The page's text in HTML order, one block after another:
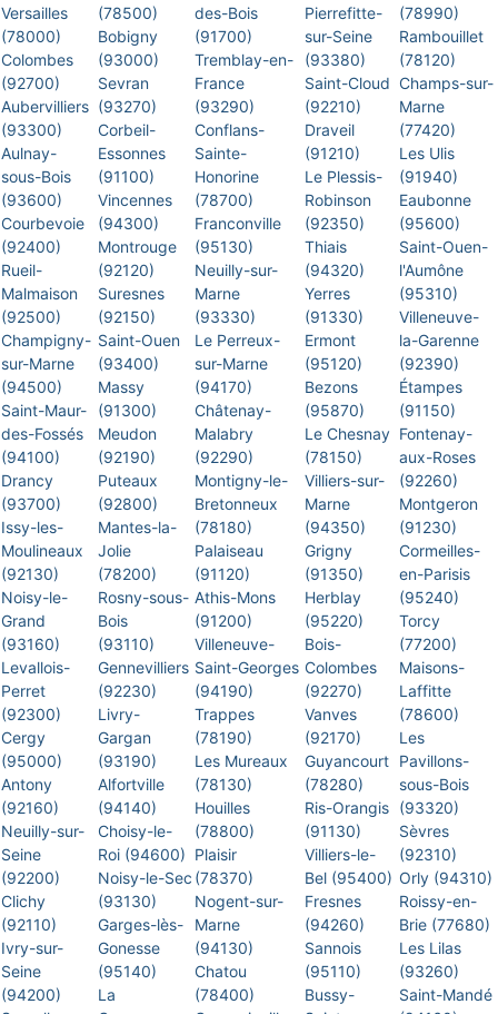
Versailles
(78000)
Colombes
(92700)
Aubervilliers
(93300)
Aulnay-
sous-Bois
(93600)
Courbevoie
(92400)
Rueil-
Malmaison
(92500)
Champigny-
sur-Marne
(94500)
Saint-Maur-
des-Fossés
(94100)
Drancy
(93700)
Issy-les-
Moulineaux
(92130)
Noisy-le-
Grand
(93160)
Levallois-
Perret
(92300)
Cergy
(95000)
Antony
(92160)
Neuilly-sur-
Seine
(92200)
Clichy
(92110)
Ivry-sur-
Seine
(94200)
(78500)
Bobigny
(93000)
Sevran
(93270)
Corbeil-
Essonnes
(91100)
Vincennes
(94300)
Montrouge
(92120)
Suresnes
(92150)
Saint-Ouen
(93400)
Massy
(91300)
Meudon
(92190)
Puteaux
(92800)
Mantes-la-
Jolie
(78200)
Rosny-sous-
Bois
(93110)
Gennevilliers
(92230)
Livry-
Gargan
(93190)
Alfortville
(94140)
Choisy-le-
Roi (94600)
Noisy-le-Sec
(93130)
Garges-lès-
Gonesse
(95140)
La
des-Bois
(91700)
Tremblay-en-
France
(93290)
Conflans-
Sainte-
Honorine
(78700)
Franconville
(95130)
Neuilly-sur-
Marne
(93330)
Le Perreux-
sur-Marne
(94170)
Châtenay-
Malabry
(92290)
Montigny-le-
Bretonneux
(78180)
Palaiseau
(91120)
Athis-Mons
(91200)
Villeneuve-
Saint-Georges
(94190)
Trappes
(78190)
Les Mureaux
(78130)
Houilles
(78800)
Plaisir
(78370)
Nogent-sur-
Marne
(94130)
Chatou
(78400)
Pierrefitte-
sur-Seine
(93380)
Saint-Cloud
(92210)
Draveil
(91210)
Le Plessis-
Robinson
(92350)
Thiais
(94320)
Yerres
(91330)
Ermont
(95120)
Bezons
(95870)
Le Chesnay
(78150)
Villiers-sur-
Marne
(94350)
Grigny
(91350)
Herblay
(95220)
Bois-
Colombes
(92270)
Vanves
(92170)
Guyancourt
(78280)
Ris-Orangis
(91130)
Villiers-le-
Bel (95400)
Fresnes
(94260)
Sannois
(95110)
Bussy-
(78990)
Rambouillet
(78120)
Champs-sur-
Marne
(77420)
Les Ulis
(91940)
Eaubonne
(95600)
Saint-Ouen-
l'Aumône
(95310)
Villeneuve-
la-Garenne
(92390)
Étampes
(91150)
Fontenay-
aux-Roses
(92260)
Montgeron
(91230)
Cormeilles-
en-Parisis
(95240)
Torcy
(77200)
Maisons-
Laffitte
(78600)
Les
Pavillons-
sous-Bois
(93320)
Sèvres
(92310)
Orly (94310)
Roissy-en-
Brie (77680)
Les Lilas
(93260)
Saint-Mandé